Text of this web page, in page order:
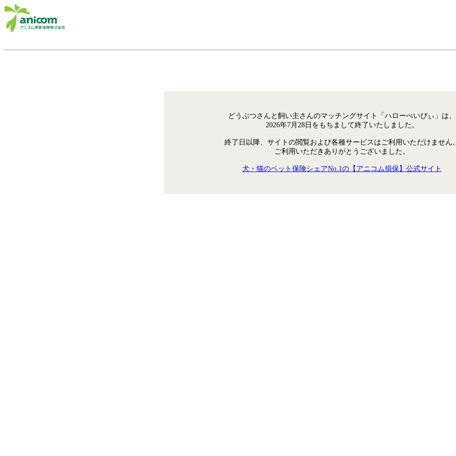
どうぶつさんと飼い主さんのマッチングサイト「ハローべいびぃ」は、
2026年7月28日をもちまして終了いたしました。
終了日以降、サイトの閲覧および各種サービスはご利用いただけません
ご利用いただきありがとうございました。
犬・猫のペット保険シェアNo.1の【アニコム損保】公式サイト